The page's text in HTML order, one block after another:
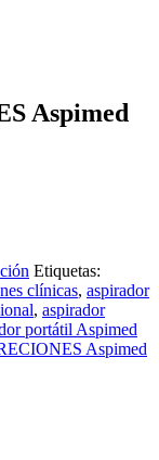
Aspimed
Etiquetas:
clínicas, aspirador
, aspirador
portátil Aspimed
Aspimed